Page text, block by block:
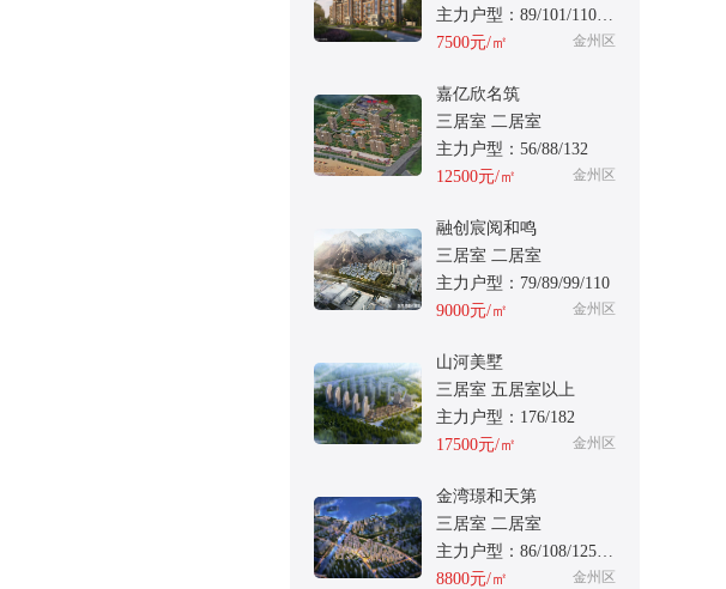
主力户型：89/101/110/115
7500元/㎡
金州区
嘉亿欣名筑
三居室 二居室
主力户型：56/88/132
12500元/㎡
金州区
融创宸阅和鸣
三居室 二居室
主力户型：79/89/99/110
9000元/㎡
金州区
山河美墅
三居室 五居室以上
主力户型：176/182
17500元/㎡
金州区
金湾璟和天第
三居室 二居室
主力户型：86/108/125/135
8800元/㎡
金州区